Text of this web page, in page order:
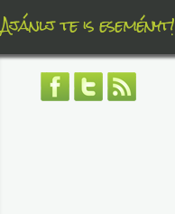
Ajánlj te is eseményt!